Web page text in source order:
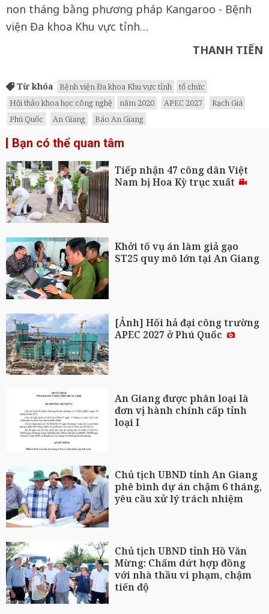
non tháng bằng phương pháp Kangaroo - Bệnh
viện Đa khoa Khu vực tỉnh…
THANH TIẾN
Từ khóa Bệnh viện Đa khoa Khu vực tỉnh
tổ chức
Hội thảo khoa học công nghệ
năm 2020 APEC 2027
Rạch Giá
Phú Quốc
An Giang Báo An Giang
Bạn có thể quan tâm
Tiếp nhận 47 công dân Việt
Nam bị Hoa Kỳ trục xuất
Khởi tố vụ án làm giả gạo
ST25 quy mô lớn tại An Giang
[Ảnh] Hối hả đại công trường
APEC 2027 ở Phú Quốc
An Giang được phân loại là
đơn vị hành chính cấp tỉnh
loại I
Chủ tịch UBND tỉnh An Giang
phê bình dự án chậm 6 tháng,
yêu cầu xử lý trách nhiệm
Chủ tịch UBND tỉnh Hồ Văn
Mừng: Chấm dứt hợp đồng
với nhà thầu vi phạm, chậm
tiến độ